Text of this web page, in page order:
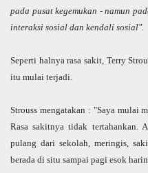
pada pusat kegemukan - namun
interaksi sosial dan kendali sosial".
Seperti halnya rasa sakit, Terry
itu mulai terjadi.
Strouss mengatakan : "Saya mulai
Rasa sakitnya tidak tertahankan.
pulang dari sekolah, meringis,
berada di situ sampai pagi esok